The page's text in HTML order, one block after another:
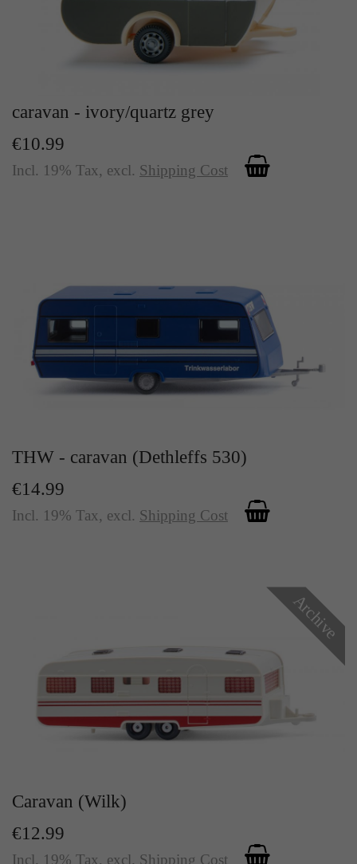
caravan - ivory/quartz grey
€10.99
Incl. 19% Tax, excl. Shipping Cost
THW - caravan (Dethleffs 530)
€14.99
Incl. 19% Tax, excl. Shipping Cost
Archive
Caravan (Wilk)
€12.99
Incl. 19% Tax, excl. Shipping Cost
Zweck
Solange es gesetzt ist, werden bestimmte
Datenübertragungen unterbunden.